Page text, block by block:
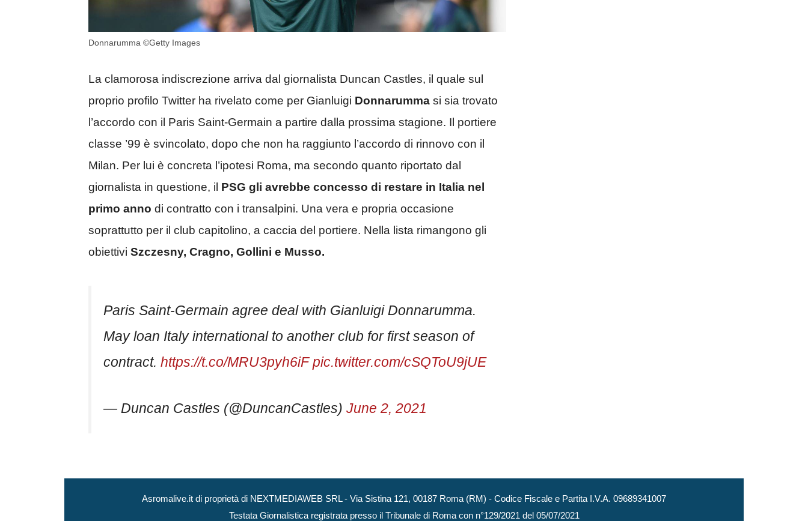
Donnarumma ©Getty Images
La clamorosa indiscrezione arriva dal giornalista Duncan Castles, il quale sul
proprio profilo Twitter ha rivelato come per Gianluigi Donnarumma si sia trovato
l’accordo con il Paris Saint-Germain a partire dalla prossima stagione. Il portiere
classe ’99 è svincolato, dopo che non ha raggiunto l’accordo di rinnovo con il
Milan. Per lui è concreta l’ipotesi Roma, ma secondo quanto riportato dal
giornalista in questione, il PSG gli avrebbe concesso di restare in Italia nel
primo anno di contratto con i transalpini. Una vera e propria occasione
soprattutto per il club capitolino, a caccia del portiere. Nella lista rimangono gli
obiettivi Szczesny, Cragno, Gollini e Musso.
Paris Saint-Germain agree deal with Gianluigi Donnarumma.
May loan Italy international to another club for first season of
contract. https://t.co/MRU3pyh6iF pic.twitter.com/cSQToU9jUE
— Duncan Castles (@DuncanCastles) June 2, 2021